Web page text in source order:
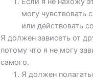
могу чувствовать
или действовать
Я должен зависеть от
потому что я не могу
самого.
Я должен